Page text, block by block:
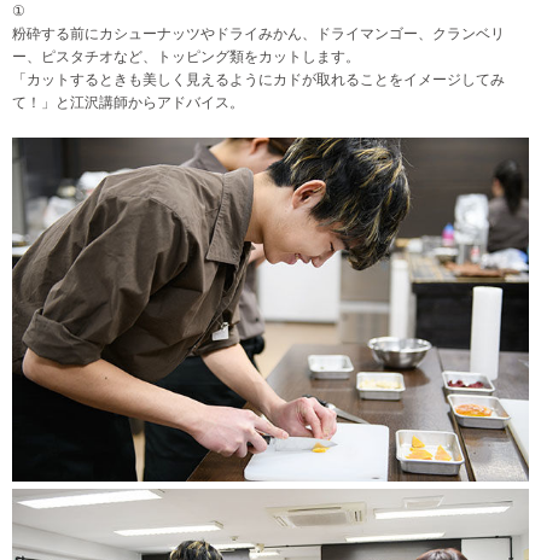
①
粉砕する前にカシューナッツやドライみかん、ドライマンゴー、クランベリ
ー、ピスタチオなど、トッピング類をカットします。
「カットするときも美しく見えるようにカドが取れることをイメージしてみ
て！」と江沢講師からアドバイス。